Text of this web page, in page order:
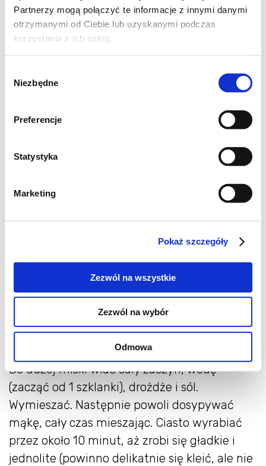
Partnerzy mogą połączyć te informacje z innymi danymi
otrzymanymi od Ciebie lub uzyskanymi podczas
korzystania z ich usług.
zgody
Niezbędne
Preferencje
Statystyka
Marketing
Pokaż szczegóły
Zezwól na wszystkie
Zezwól na wybór
Odmowa
- 1/4 szklanki zakwasu (użyłam żytniego)
- 1/2 szklanki mąki żytniej
Składniki na zaczyn wymieszać razem,
Ciasto główne:
- 1 do 1 i 1/4 szklanki letniej wody
- 1 łyżeczka suszonych drożdży
- 3 i 3/4 szklanki mąki pszennej chlebowej
- 1 i 1/2 łyżeczki soli
Do dużej miski wlać cały zaczyn, wodę
(zacząć od 1 szklanki), drożdże i sól.
Wymieszać. Następnie powoli dosypywać
mąkę, cały czas mieszając. Ciasto wyrabiać
przez około 10 minut, aż zrobi się gładkie i
jednolite (powinno delikatnie się kleić, ale nie